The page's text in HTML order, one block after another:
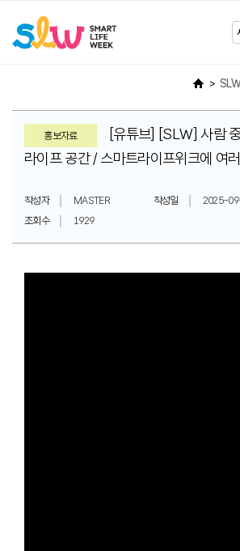
홍보자료
[유튜브] [SLW] 사람
라이프 공간 / 스마트라이프위크에 여
작성자 MASTER 작성일
2025-
조회수
1929